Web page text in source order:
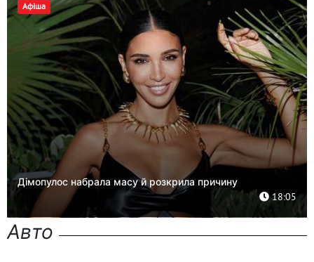
Афіша
Дімопулос набрала масу й розкрила причину
18:05
Авто